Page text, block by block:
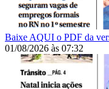
Baixe AQUI o PDF da
01/08/2026 às 07:32